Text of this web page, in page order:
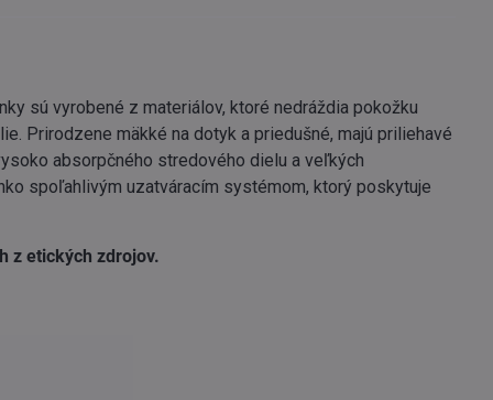
sú vyrobené z materiálov, ktoré nedráždia pokožku
Prirodzene mäkké na dotyk a priedušné, majú priliehavé
absorpčného stredového dielu a veľkých
spoľahlivým uzatváracím systémom, ktorý poskytuje
z etických zdrojov.